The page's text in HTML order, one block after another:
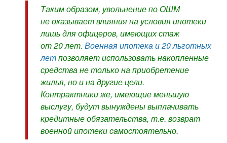
Таким образом, увольнение по ОШМ
не оказывает влияния на условия ипотеки
лишь для офицеров, имеющих стаж
от 20 лет. Военная ипотека и 20 льготных
летпозволяет использовать накопленные
средства не только на приобретение
жилья, но и на другие цели.
Контрактники же, имеющие меньшую
выслугу, будут вынуждены выплачивать
кредитные обязательства, т.е. возврат
военной ипотеки самостоятельно.